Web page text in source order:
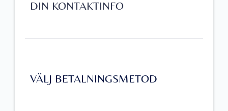
DIN KONTAKTINFO
VÄLJ BETALNINGSMETOD